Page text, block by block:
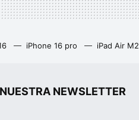
iPhone 16 pro iPad Air
NEWSLETTER